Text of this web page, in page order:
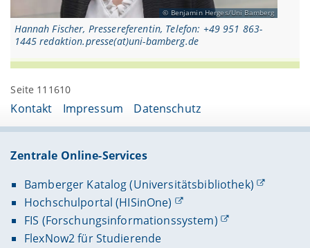
Benjamin Herges/Uni Bamberg
Hannah Fischer, Pressereferentin, Telefon: +49 951 863-
1445 redaktion.presse(at)uni-bamberg.de
Seite 111610
Kontakt Impressum Datenschutz
Zentrale Online-Services
Bamberger Katalog (Universitätsbibliothek)
Hochschulportal (HISinOne)
FIS (Forschungsinformationssystem)
FlexNow2 für Studierende